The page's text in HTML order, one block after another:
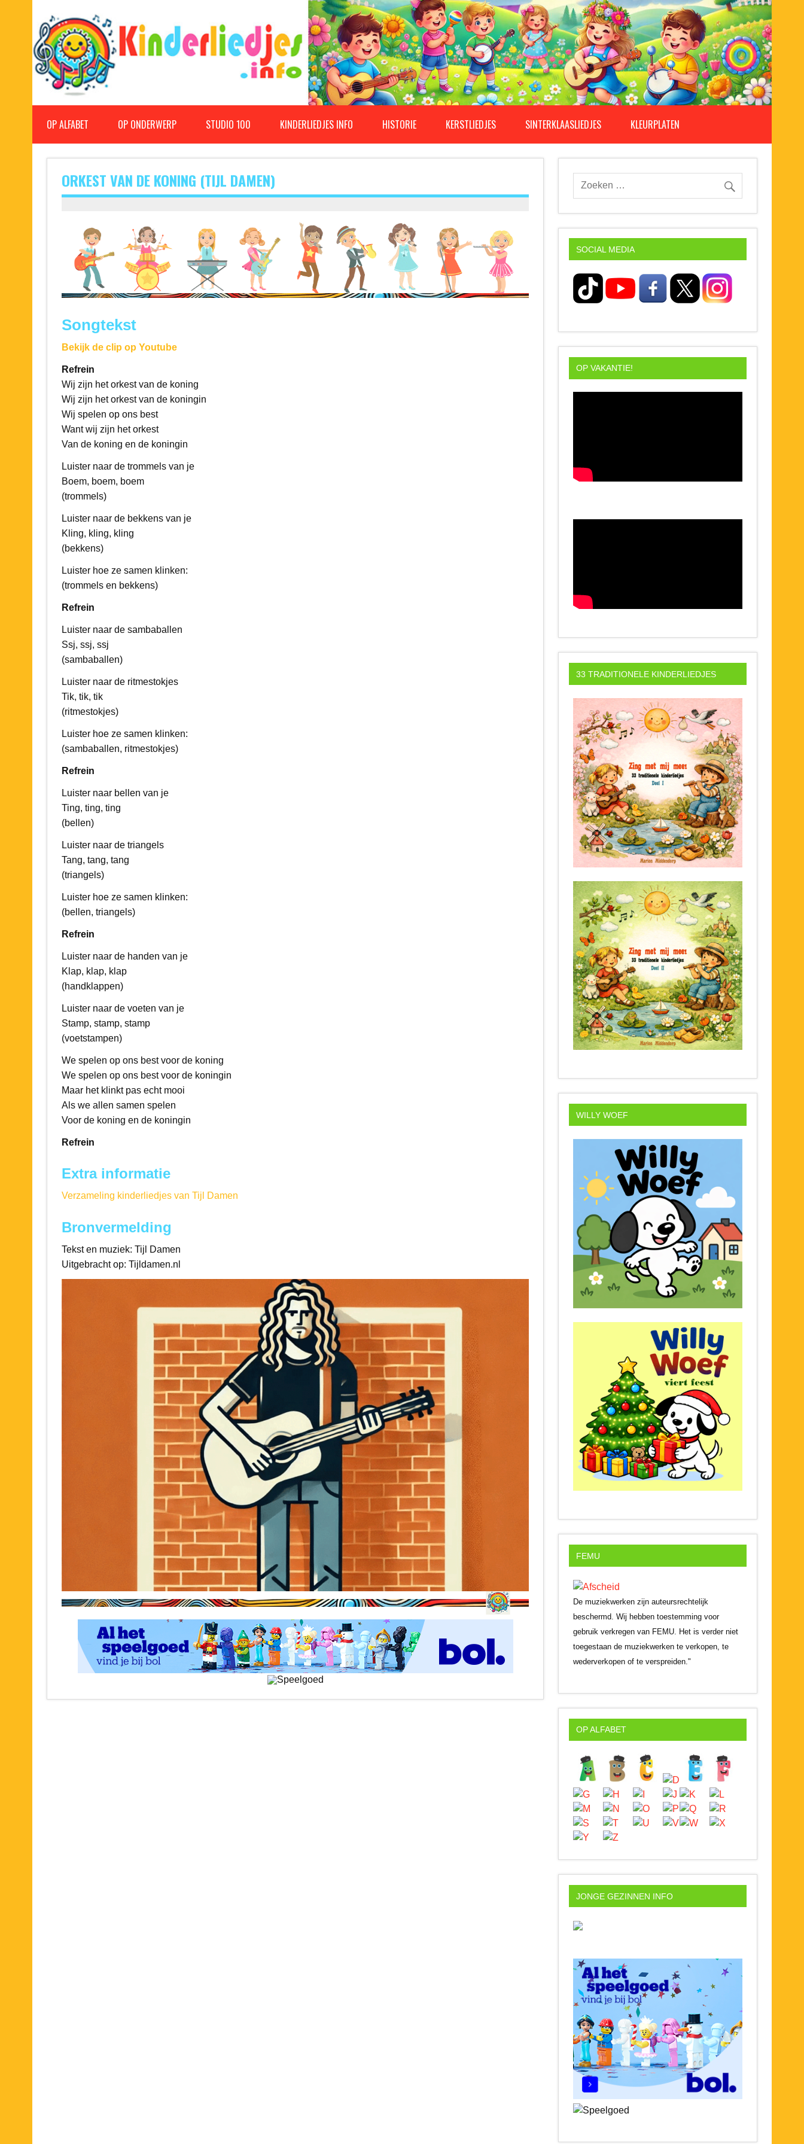
Kinderliedjes
OP ALFABET OP ONDERWERP STUDIO 100 KINDERLIEDJES INFO HISTORIE KERSTLIEDJES SINTERKLAASLIEDJES KLEURPLATEN
ORKEST VAN DE KONING (TIJL DAMEN)
Songtekst
Bekijk de clip op Youtube
Refrein
Wij zijn het orkest van de koning
Wij zijn het orkest van de koningin
Wij spelen op ons best
Want wij zijn het orkest
Van de koning en de koningin
Luister naar de trommels van je
Boem, boem, boem
(trommels)
Luister naar de bekkens van je
Kling, kling, kling
(bekkens)
Luister hoe ze samen klinken:
(trommels en bekkens)
Refrein
Luister naar de sambaballen
Ssj, ssj, ssj
(sambaballen)
Luister naar de ritmestokjes
Tik, tik, tik
(ritmestokjes)
Luister hoe ze samen klinken:
(sambaballen, ritmestokjes)
Refrein
Luister naar bellen van je
Ting, ting, ting
(bellen)
Luister naar de triangels
Tang, tang, tang
(triangels)
Luister hoe ze samen klinken:
(bellen, triangels)
Refrein
Luister naar de handen van je
Klap, klap, klap
(handklappen)
Luister naar de voeten van je
Stamp, stamp, stamp
(voetstampen)
We spelen op ons best voor de koning
We spelen op ons best voor de koningin
Maar het klinkt pas echt mooi
Als we allen samen spelen
Voor de koning en de koningin
Refrein
Extra informatie
Verzameling kinderliedjes van Tijl Damen
Bronvermelding
Tekst en muziek: Tijl Damen
Uitgebracht op: Tijldamen.nl
SOCIAL MEDIA
OP VAKANTIE!
33 TRADITIONELE KINDERLIEDJES
WILLY WOEF
FEMU
De muziekwerken zijn auteursrechtelijk
beschermd. Wij hebben toestemming voor
gebruik verkregen van FEMU. Het is verder niet
toegestaan de muziekwerken te verkopen, te
wederverkopen of te verspreiden."
OP ALFABET
JONGE GEZINNEN INFO